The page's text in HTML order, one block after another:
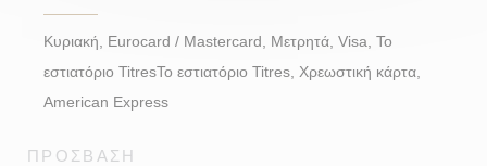
Κυριακή, Eurocard / Mastercard, Μετρητά, Visa, Το
εστιατόριο TitresΤο εστιατόριο Titres, Χρεωστική κάρτα,
American Express
ΠΡΌΣΒΑΣΗ